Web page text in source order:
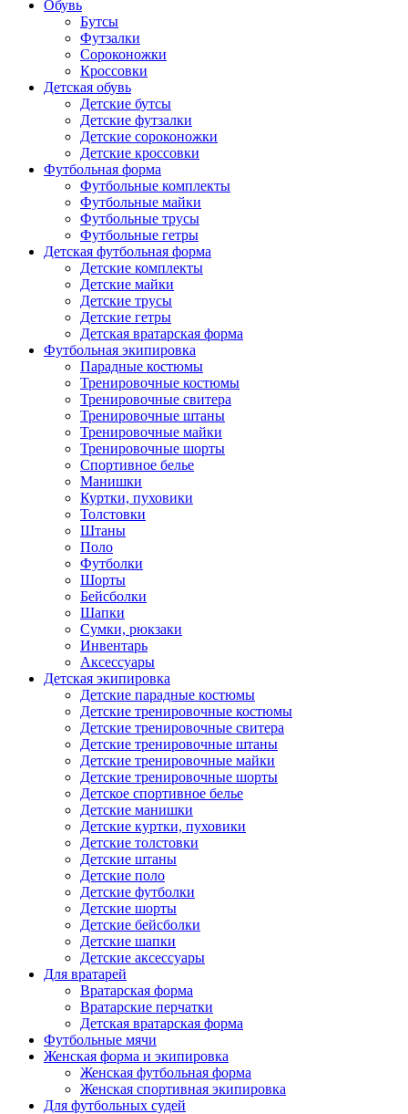
Обувь
Бутсы
Футзалки
Сороконожки
Кроссовки
Детская обувь
Детские бутсы
Детские футзалки
Детские сороконожки
Детские кроссовки
Футбольная форма
Футбольные комплекты
Футбольные майки
Футбольные трусы
Футбольные гетры
Детская футбольная форма
Детские комплекты
Детские майки
Детские трусы
Детские гетры
Детская вратарская форма
Футбольная экипировка
Парадные костюмы
Тренировочные костюмы
Тренировочные свитера
Тренировочные штаны
Тренировочные майки
Тренировочные шорты
Спортивное белье
Манишки
Куртки, пуховики
Толстовки
Штаны
Поло
Футболки
Шорты
Бейсболки
Шапки
Сумки, рюкзаки
Инвентарь
Аксессуары
Детская экипировка
Детские парадные костюмы
Детские тренировочные костюмы
Детские тренировочные свитера
Детские тренировочные штаны
Детские тренировочные майки
Детские тренировочные шорты
Детское спортивное белье
Детские манишки
Детские куртки, пуховики
Детские толстовки
Детские штаны
Детские поло
Детские футболки
Детские шорты
Детские бейсболки
Детские шапки
Детские аксессуары
Для вратарей
Вратарская форма
Вратарские перчатки
Детская вратарская форма
Футбольные мячи
Женская форма и экипировка
Женская футбольная форма
Женская спортивная экипировка
Для футбольных судей